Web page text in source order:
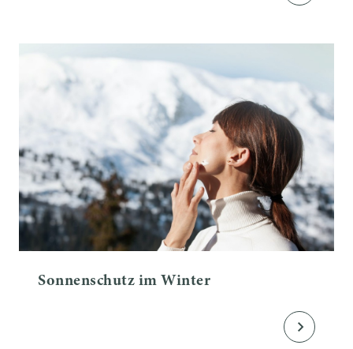
Sonnenschutz im Winter